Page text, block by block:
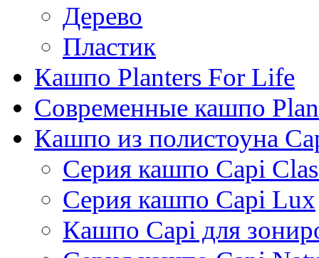
Дерево
Пластик
Кашпо Planters For Life
Современные кашпо
Кашпо из полистоуна
Серия кашпо Capi
Серия кашпо Capi Lux
Кашпо Capi для